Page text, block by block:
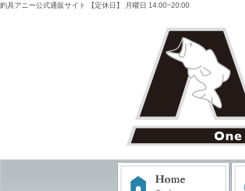
釣具アニー公式通販サイト 【定休日】 月曜日 14:00~20:00